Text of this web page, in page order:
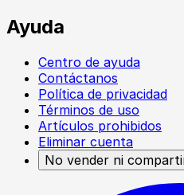
Ayuda
Centro de ayuda
Contáctanos
Política de privacidad
Términos de uso
Artículos prohibidos
Eliminar cuenta
No vender ni